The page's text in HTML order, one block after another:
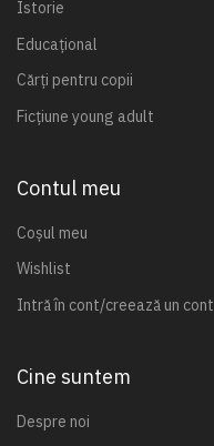
Istorie
Educațional
Cărți pentru copii
Ficțiune young adult
Contul meu
Coșul meu
Wishlist
Intră în cont/creează un cont
Cine suntem
Despre noi